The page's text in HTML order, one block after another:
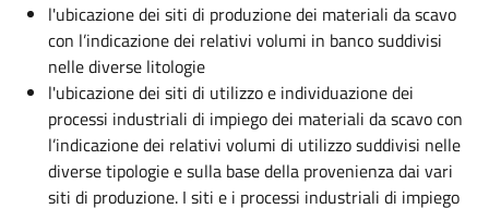
l'ubicazione dei siti di produzione dei materiali da scavo
con l’indicazione dei relativi volumi in banco suddivisi
nelle diverse litologie
l'ubicazione dei siti di utilizzo e individuazione dei
processi industriali di impiego dei materiali da scavo con
l’indicazione dei relativi volumi di utilizzo suddivisi nelle
diverse tipologie e sulla base della provenienza dai vari
siti di produzione. I siti e i processi industriali di impiego